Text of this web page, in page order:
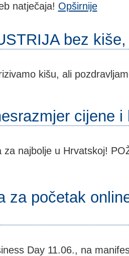
natječaja! Opširnije
bez
kišu, ali
cijene i
za najbolje u Hrvatskoj!
za početak
Day 11.06., na